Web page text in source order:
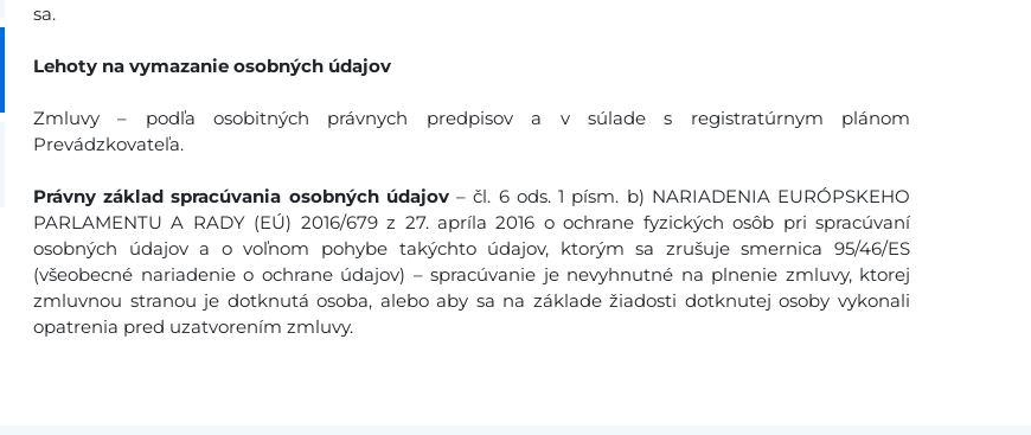
sa.
Lehoty na vymazanie osobných údajov
Zmluvy – podľa osobitných právnych predpisov a v súlade s registratúrnym plánom
Prevádzkovateľa.
Právny základ spracúvania osobných údajov– čl. 6 ods. 1 písm. b) NARIADENIA EURÓPSKEHO
PARLAMENTU A RADY (EÚ) 2016/679 z 27. apríla 2016 o ochrane fyzických osôb pri spracúvaní
osobných údajov a o voľnom pohybe takýchto údajov, ktorým sa zrušuje smernica 95/46/ES
(všeobecné nariadenie o ochrane údajov) – spracúvanie je nevyhnutné na plnenie zmluvy, ktorej
zmluvnou stranou je dotknutá osoba, alebo aby sa na základe žiadosti dotknutej osoby vykonali
opatrenia pred uzatvorením zmluvy.